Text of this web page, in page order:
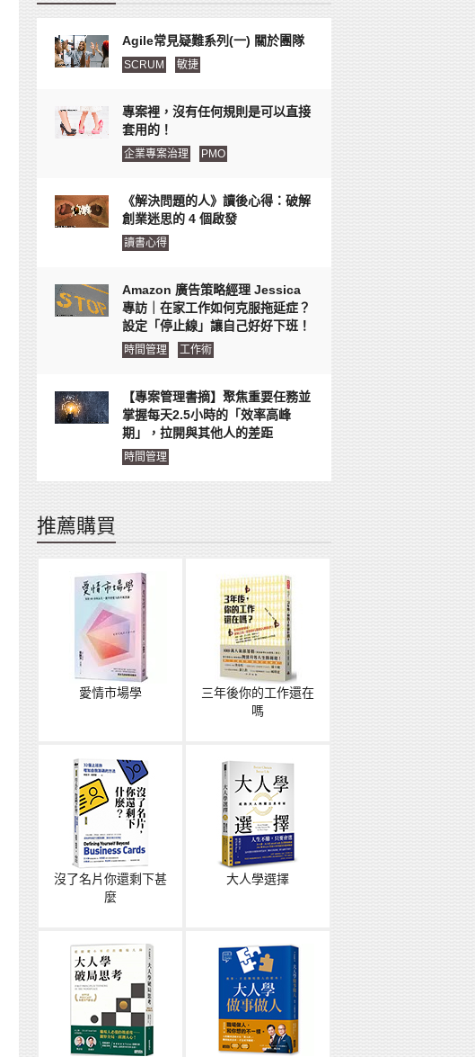
Agile常見疑難系列(一) 關於團隊
SCRUM 敏捷
專案裡，沒有任何規則是可以直接
套用的！
企業專案治理 PMO
《解決問題的人》讀後心得：破解
創業迷思的 4 個啟發
讀書心得
Amazon 廣告策略經理 Jessica
專訪｜在家工作如何克服拖延症？
設定「停止線」讓自己好好下班！
時間管理 工作術
【專案管理書摘】聚焦重要任務並
掌握每天2.5小時的「效率高峰
期」，拉開與其他人的差距
時間管理
推薦購買
愛情市場學
三年後你的工作還在
嗎
沒了名片你還剩下甚
麼
大人學選擇